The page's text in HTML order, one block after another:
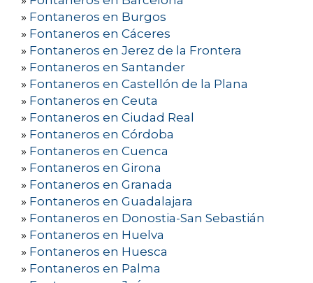
» Fontaneros en Burgos
» Fontaneros en Cáceres
» Fontaneros en Jerez de la Frontera
» Fontaneros en Santander
» Fontaneros en Castellón de la Plana
» Fontaneros en Ceuta
» Fontaneros en Ciudad Real
» Fontaneros en Córdoba
» Fontaneros en Cuenca
» Fontaneros en Girona
» Fontaneros en Granada
» Fontaneros en Guadalajara
» Fontaneros en Donostia-San Sebastián
» Fontaneros en Huelva
» Fontaneros en Huesca
» Fontaneros en Palma